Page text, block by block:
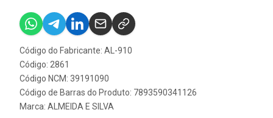
Código do Fabricante: AL-910
Código: 2861
Código NCM: 39191090
Código de Barras do Produto: 7893590341126
Marca: ALMEIDA E SILVA